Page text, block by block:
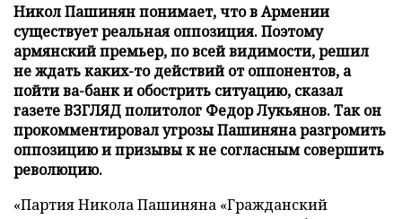
Никол Пашинян понимает, что в Армении
существует реальная оппозиция. Поэтому
армянский премьер, по всей видимости, решил
не ждать каких-то действий от оппонентов, а
пойти ва-банк и обострить ситуацию, сказал
газете ВЗГЛЯД политолог Федор Лукьянов. Так он
прокомментировал угрозы Пашиняна разгромить
оппозицию и призывы к не согласным совершить
революцию.
«Партия Никола Пашиняна «Гражданский